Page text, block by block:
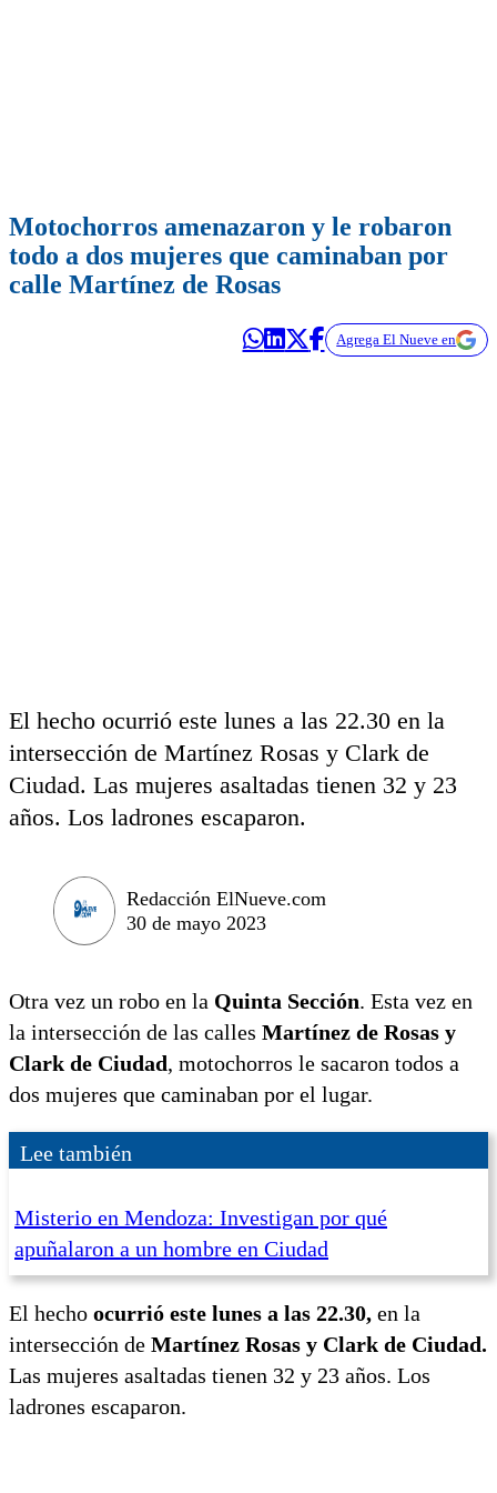
Motochorros amenazaron y le robaron
todo a dos mujeres que caminaban por
calle Martínez de Rosas
Agrega El Nueve en
El hecho ocurrió este lunes a las 22.30 en la
intersección de Martínez Rosas y Clark de
Ciudad. Las mujeres asaltadas tienen 32 y 23
años. Los ladrones escaparon.
Redacción ElNueve.com
30 de mayo 2023
Otra vez un robo en la Quinta Sección. Esta vez en
la intersección de las calles Martínez de Rosas y
Clark de Ciudad, motochorros le sacaron todos a
dos mujeres que caminaban por el lugar.
Lee también
Misterio en Mendoza: Investigan por qué
apuñalaron a un hombre en Ciudad
El hecho ocurrió este lunes a las 22.30, en la
intersección de Martínez Rosas y Clark de Ciudad.
Las mujeres asaltadas tienen 32 y 23 años. Los
ladrones escaparon.